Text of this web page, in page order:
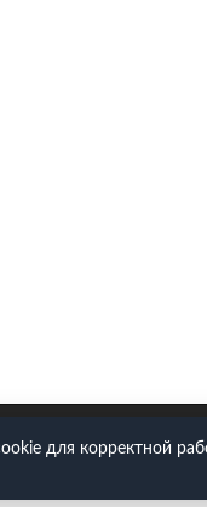
Телефон:
для корректной